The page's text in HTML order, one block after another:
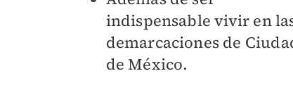
indispensable vivir en
demarcaciones de
de México.